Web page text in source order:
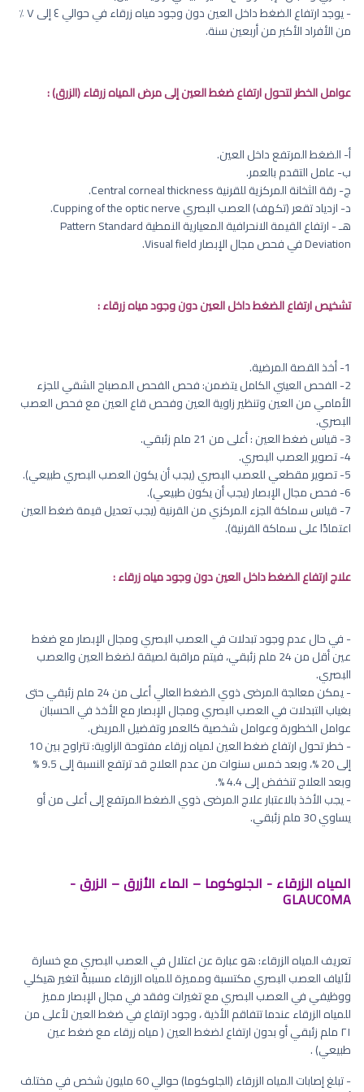
- يوجد ارتفاع الضغط داخل العين دون وجود مياه زرقاء في حوالي ٤ إلى ٧ ٪
من الأفراد الأكبر من أربعين سنة.
عوامل الخطر لتحول ارتفاع ضغط العين إلى مرض المياه زرقاء (الزرق) :
أ‌- الضغط المرتفع داخل العين.
ب‌- عامل التقدم بالعمر.
ج- رقة الثخانة المركزية للقرنية Central corneal thickness.
د- ازدياد تقعر (تكهف) العصب البصري Cupping of the optic nerve.
هـ - ارتفاع القيمة الانحرافية المعيارية النمطية Pattern Standard
Deviation في فحص مجال الإبصار Visual field.
تشخيص ارتفاع الضغط داخل العين دون وجود مياه زرقاء :
1- أخذ القصة المرضية.
2- الفحص العيني الكامل يتضمن: فحص الفحص المصباح الشقي للجزء
الأمامي من العين وتنظير زاوية العين وفحص قاع العين مع فحص العصب
البصري.
3- قياس ضغط العين : أعلى من 21 ملم زئبقي.
4- تصوير العصب البصري.
5- تصوير مقطعي للعصب البصري (يجب أن يكون العصب البصري طبيعي).
6- فحص مجال الإبصار (يجب أن يكون طبيعي).
7- قياس سماكة الجزء المركزي من القرنية (يجب تعديل قيمة ضغط العين
اعتمادًا على سماكة القرنية).
علاج ارتفاع الضغط داخل العين دون وجود مياه زرقاء :
- في حال عدم وجود تبدلات في العصب البصري ومجال الإبصار مع ضغط
عين أقل من 24 ملم زئبقي، فيتم مراقبة لصيقة لضغط العين والعصب
البصري.
- يمكن معالجة المرضى ذوي الضغط العالي أعلى من 24 ملم زئبقي حتى
بغياب التبدلات في العصب البصري ومجال الإبصار مع الأخذ في الحسبان
عوامل الخطورة وعوامل شخصية كالعمر وتفضيل المريض.
- خطر تحول ارتفاع ضغط العين لمياه زرقاء مفتوحة الزاوية: تتراوح بين 10
إلى 20 %، وبعد خمس سنوات من عدم العلاج قد ترتفع النسبة إلى 9.5 %
وبعد العلاج تنخفض إلى 4.4 %.
- يجب الأخذ بالاعتبار علاج المرضى ذوي الضغط المرتفع إلى أعلى من أو
يساوي 30 ملم زئبقي.
المياه الزرقاء - الجلوكوما – الماء الأزرق – الزرق -
GLAUCOMA
تعريف المياه الزرقاء: هو عبارة عن اعتلال في العصب البصري مع خسارة
لألياف العصب البصري مكتسبة ومميزة للمياه الزرقاء مسببةً لتغير هيكلي
ووظيفي في العصب البصري مع تغيرات وفقد في مجال الإبصار مميز
للمياه الزرقاء عندما تتفاقم الأذية ، وجود ارتفاع في ضغط العين لأعلى من
٢١ ملم زئبقي أو بدون ارتفاع لضغط العين ( مياه زرقاء مع ضغط عين
طبيعي) .
- تبلغ إصابات المياه الزرقاء (الجلوكوما) حوالي 60 مليون شخص في مختلف